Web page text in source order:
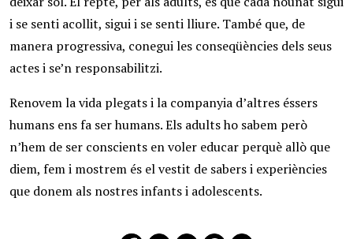
i se senti acollit, sigui i se senti lliure. També que, de
manera progressiva, conegui les conseqüències dels seus
actes i se’n responsabilitzi.
Renovem la vida plegats i la companyia d’altres éssers
humans ens fa ser humans. Els adults ho sabem però
n’hem de ser conscients en voler educar perquè allò que
diem, fem i mostrem és el vestit de sabers i experiències
que donem als nostres infants i adolescents.